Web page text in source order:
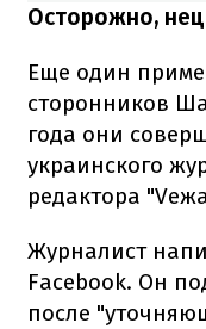
Осторожно,
Еще один
сторонников
года они
украинского
редактора
Журналист
Facebook. Он
после